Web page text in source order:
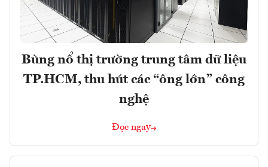
Bùng nổ thị trường trung tâm dữ liệu
TP.HCM, thu hút các “ông lớn” công
nghệ
Đọc ngay